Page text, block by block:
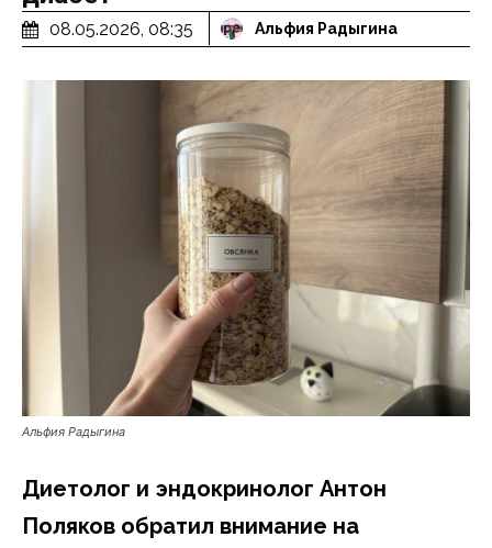
08.05.2026, 08:35 Альфия Радыгина
Альфия Радыгина
Диетолог и эндокринолог Антон
Поляков обратил внимание на